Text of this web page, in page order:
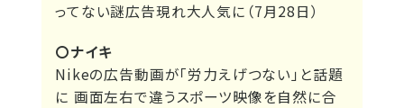
ってない謎広告現れ大人気に（7月28日）
〇ナイキ
Nikeの広告動画が「労力えげつない」と話題
に 画面左右で違うスポーツ映像を自然に合